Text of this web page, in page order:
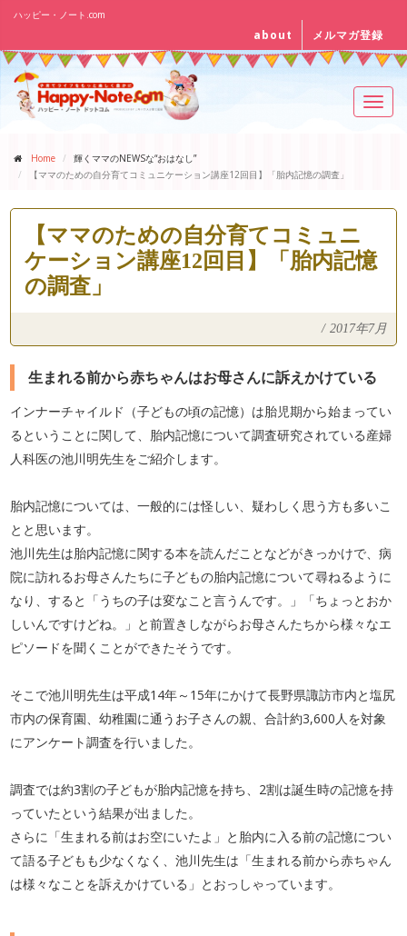
ハッピー・ノート.com
about メルマガ登録
Home
輝くママのNEWSな“おはなし”
【ママのための自分育てコミュニケーション講座12回目】「胎内記憶の調査」
【ママのための自分育てコミュニ
ケーション講座12回目】「胎内記憶
の調査」
/ 2017年7月
生まれる前から赤ちゃんはお母さんに訴えかけている
インナーチャイルド（子どもの頃の記憶）は胎児期から始まってい
るということに関して、胎内記憶について調査研究されている産婦
人科医の池川明先生をご紹介します。
胎内記憶については、一般的には怪しい、疑わしく思う方も多いこ
とと思います。
池川先生は胎内記憶に関する本を読んだことなどがきっかけで、病
院に訪れるお母さんたちに子どもの胎内記憶について尋ねるように
なり、すると「うちの子は変なこと言うんです。」「ちょっとおか
しいんですけどね。」と前置きしながらお母さんたちから様々なエ
ピソードを聞くことができたそうです。
そこで池川明先生は平成14年～15年にかけて長野県諏訪市内と塩尻
市内の保育園、幼稚園に通うお子さんの親、合計約3,600人を対象
にアンケート調査を行いました。
調査では約3割の子どもが胎内記憶を持ち、2割は誕生時の記憶を持
っていたという結果が出ました。
さらに「生まれる前はお空にいたよ」と胎内に入る前の記憶につい
て語る子どもも少なくなく、池川先生は「生まれる前から赤ちゃん
は様々なことを訴えかけている」とおっしゃっています。